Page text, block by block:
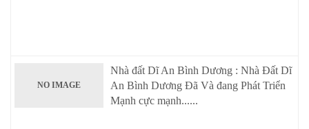
NO IMAGE
Nhà đất Dĩ An Bình Dương : Nhà Đất Dĩ
An Bình Dương Đã Và đang Phát Triển
Mạnh cực mạnh......